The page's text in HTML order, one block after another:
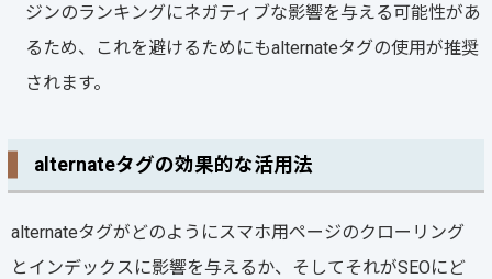
ジンのランキングにネガティブな影響を与える可能性があ
るため、これを避けるためにもalternateタグの使用が推奨
されます。
alternateタグの効果的な活用法
alternateタグがどのようにスマホ用ページのクローリング
とインデックスに影響を与えるか、そしてそれがSEOにど